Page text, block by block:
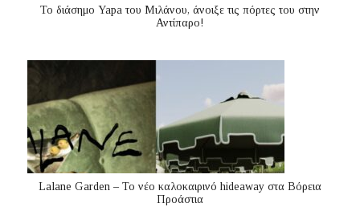
Το διάσημο Yapa του Μιλάνου, άνοιξε τις πόρτες του στην
Αντίπαρο!
Lalane Garden – Το νέο καλοκαιρινό hideaway στα Βόρεια
Προάστια